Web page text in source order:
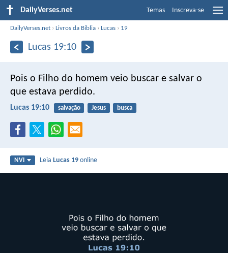
DailyVerses.net Temas Inscreva-se
DailyVerses.net ›Livros da Bíblia ›Lucas › 19
Lucas 19:10
Pois o Filho do homem veio buscar e salvar o
que estava perdido.
Lucas 19:10 salvação Jesus busca
NVI LeiaLucas 19 online